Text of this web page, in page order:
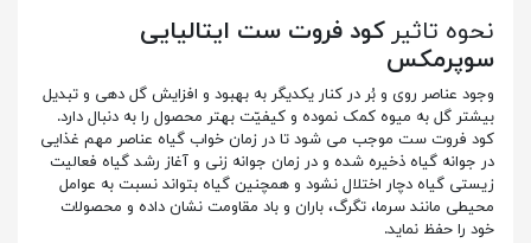
نحوه تاثیر کود فروت ست ایتالیایی
سوپرمکس
وجود عناصر روی و بُر در کنار یکدیگر به بهبود و افزایش گل دهی و تبدیل
بیشتر گل به میوه کمک نموده و کیفیّت بهتر محصول را به دنبال دارد.
کود فروت ست موجب می شود تا در زمان خواب گیاه عناصر مهم غذایی
در جوانه گیاه ذخیره شده و در زمان جوانه زنی و آغاز رشد گیاه فعالیت
زیستی گیاه دچار اختلال نشود و همچنین گیاه بتواند نسبت به عوامل
محیطی مانند سرما، تگرگ، باران و باد مقاومت نشان داده و محصولات
خود را حفظ نماید.